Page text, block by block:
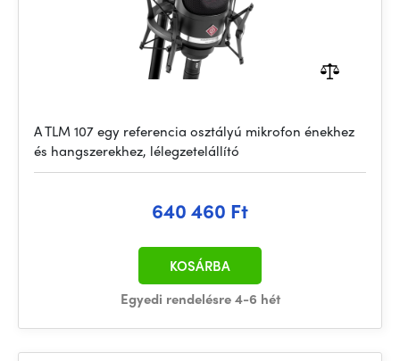
A TLM 107 egy referencia osztályú mikrofon énekhez
és hangszerekhez, lélegzetelállító
640 460 Ft
Egyedi rendelésre 4-6 hét
KOSÁRBA